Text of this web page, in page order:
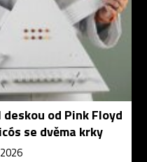
od Pink Floyd
se dvěma krky